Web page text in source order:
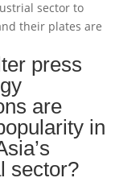
sector to
their plates are
press
are
in
sector?